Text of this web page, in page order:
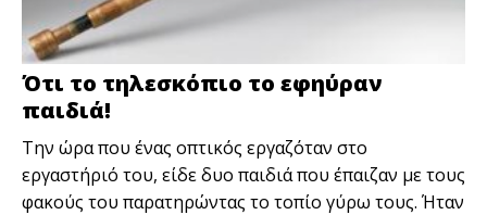
Ότι το τηλεσκόπιο το εφηύραν
παιδιά!
Την ώρα που ένας οπτικός εργαζόταν στο
εργαστήριό του, είδε δυο παιδιά που έπαιζαν με τους
φακούς του παρατηρώντας το τοπίο γύρω τους. Ήταν